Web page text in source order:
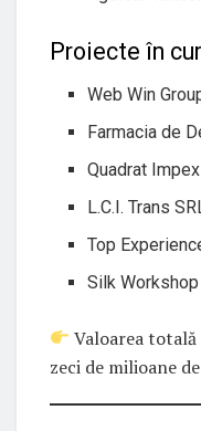
Proiecte în
Web Win
Farmacia de
Quadrat
L.C.I. Trans
Top
Silk
Valoarea
zeci de milioane